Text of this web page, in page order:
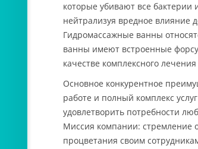
которые убивают все
нейтрализуя вредное влияние
Гидромассажные ванны
ванны имеют встроенные
качестве комплексного
Основное конкурентное
работе и полный комплекс
удовлетворить потребности
Миссия компании: стремление
процветания своим